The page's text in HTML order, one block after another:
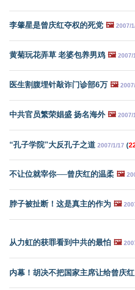
李肇星是曾庆红夺权的死党 🖼️ 2007/
黄菊玩花弄草 老婆包养男鸡 🖼️ 2007/
医生割腹埋针敲诈门诊部6万 🖼️
中共官员繁荣娼盛 扬名海外 🖼️ 2007/
“孔子学院”大反孔子之道 2007/1/17 (
不让位就宰你──曾庆红的温柔 🖼️
脖子被扯断！这是真主的作为 🖼️
从力虹的获罪看到中共的最怕 🖼️
内幕！胡决不把国家主席让给曾庆红